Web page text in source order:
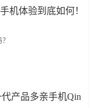
机体验到底如何！
产品多亲手机Qin